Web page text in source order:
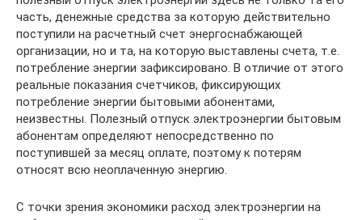
часть, денежные средства за которую действительно
поступили на расчетный счет энергоснабжающей
организации, но и та, на которую выставлены счета, т.е.
потребление энергии зафиксировано. В отличие от этого
реальные показания счетчиков, фиксирующих
потребление энергии бытовыми абонентами,
неизвестны. Полезный отпуск электроэнергии бытовым
абонентам определяют непосредственно по
поступившей за месяц оплате, поэтому к потерям
относят всю неоплаченную энергию.
С точки зрения экономики расход электроэнергии на